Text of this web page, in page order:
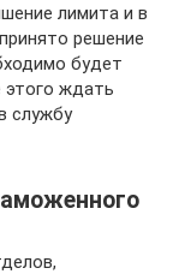
лимита и в
решение
будет
этого ждать
службу